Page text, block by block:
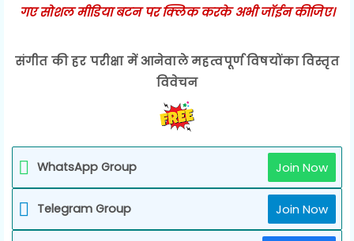
गए सोशल मीडिया बटन पर क्लिक करके अभी जॉईन कीजिए।
संगीत की हर परीक्षा में आनेवाले महत्वपूर्ण विषयोंका विस्तृत
विवेचन
WhatsApp Group Join Now
Telegram Group Join Now